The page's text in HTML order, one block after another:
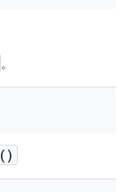
。
()